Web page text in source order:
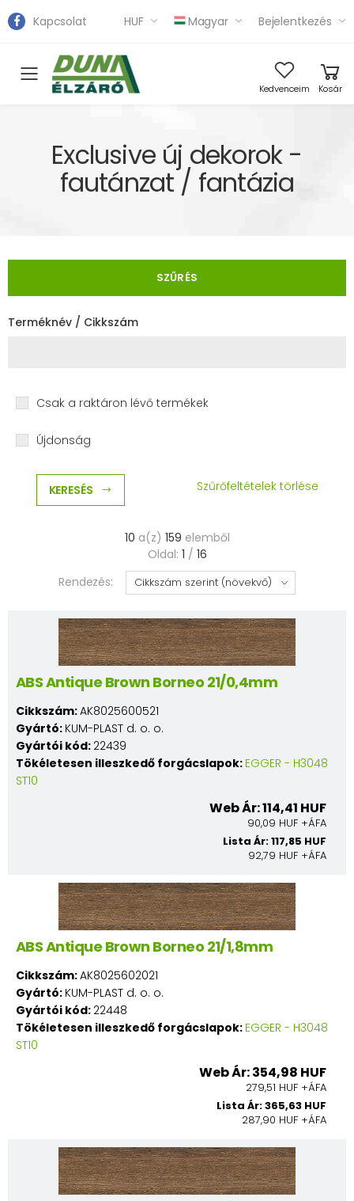
Kapcsolat HUF Magyar Bejelentkezés
Toggle mobile menu Kedvenceim Kosár
Exclusive új dekorok -
fautánzat / fantázia
SZŰRÉS
Terméknév / Cikkszám
Csak a raktáron lévő termékek
Újdonság
KERESÉS Szűrőfeltételek törlése
10 a(z) 159 elemből
Oldal: 1 / 16
Rendezés:
ABS Antique Brown Borneo 21/0,4mm
Cikkszám:AK8025600521
Gyártó: KUM-PLAST d. o. o.
Gyártói kód: 22439
Tökéletesen illeszkedő forgácslapok: EGGER - H3048
ST10
Web Ár: 114,41 HUF
90,09 HUF +ÁFA
Lista Ár: 117,85 HUF
92,79 HUF +ÁFA
ABS Antique Brown Borneo 21/1,8mm
Cikkszám:AK8025602021
Gyártó: KUM-PLAST d. o. o.
Gyártói kód: 22448
Tökéletesen illeszkedő forgácslapok: EGGER - H3048
ST10
Web Ár: 354,98 HUF
279,51 HUF +ÁFA
Lista Ár: 365,63 HUF
287,90 HUF +ÁFA